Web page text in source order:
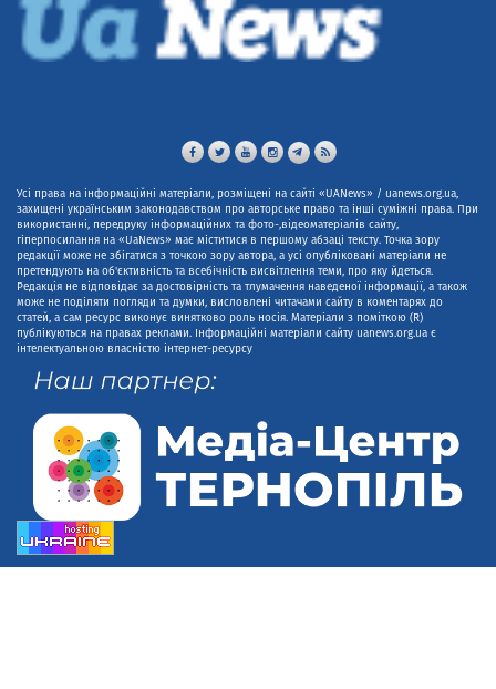
Усі права на інформаційні матеріали, розміщені на сайті «UANews» / uanews.org.ua,
захищені українським законодавством про авторське право та інші суміжні права. При
використанні, передруку інформаційних та фото-,відеоматеріалів сайту,
гіперпосилання на «UaNews» має міститися в першому абзаці тексту. Точка зору
редакції може не збігатися з точкою зору автора, а усі опубліковані матеріали не
претендують на об'єктивність та всебічність висвітлення теми, про яку йдеться.
Редакція не відповідає за достовірність та тлумачення наведеної інформації, а також
може не поділяти погляди та думки, висловлені читачами сайту в коментарях до
статей, а сам ресурс виконує винятково роль носія. Матеріали з поміткою (R)
публікуються на правах реклами. Інформаційні матеріали сайту uanews.org.ua є
інтелектуальною власністю інтернет-ресурсу